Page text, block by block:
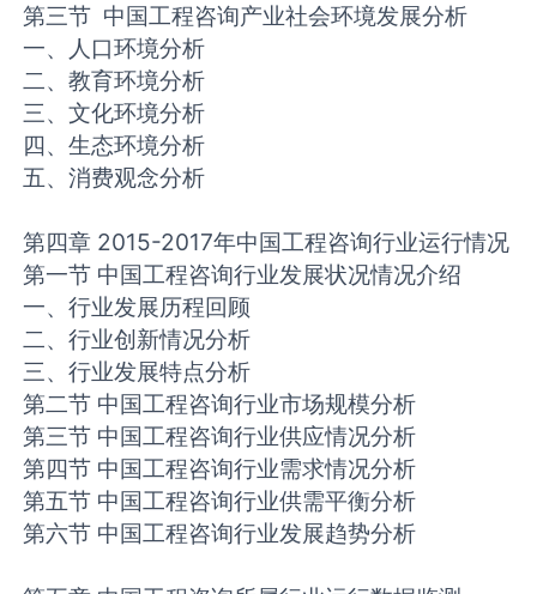
第三节 中国工程咨询产业社会环境发展分析
一、人口环境分析
二、教育环境分析
三、文化环境分析
四、生态环境分析
五、消费观念分析
第四章 2015-2017年中国工程咨询行业运行情况
第一节 中国工程咨询行业发展状况情况介绍
一、行业发展历程回顾
二、行业创新情况分析
三、行业发展特点分析
第二节 中国工程咨询行业市场规模分析
第三节 中国工程咨询行业供应情况分析
第四节 中国工程咨询行业需求情况分析
第五节 中国工程咨询行业供需平衡分析
第六节 中国工程咨询行业发展趋势分析